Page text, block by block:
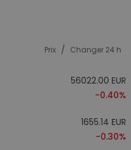
Prix / Changer 24 h
56022.00 EUR
-0.40%
1655.14 EUR
-0.30%